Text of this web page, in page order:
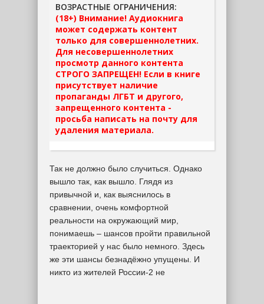
ВОЗРАСТНЫЕ ОГРАНИЧЕНИЯ:
(18+) Внимание! Аудиокнига
может содержать контент
только для совершеннолетних.
Для несовершеннолетних
просмотр данного контента
СТРОГО ЗАПРЕЩЕН! Если в книге
присутствует наличие
пропаганды ЛГБТ и другого,
запрещенного контента -
просьба написать на почту для
удаления материала.
Так не должно было случиться. Однако
вышло так, как вышло. Глядя из
привычной и, как выяснилось в
сравнении, очень комфортной
реальности на окружающий мир,
понимаешь – шансов пройти правильной
траекторией у нас было немного. Здесь
же эти шансы безнадёжно упущены. И
никто из жителей России-2 не